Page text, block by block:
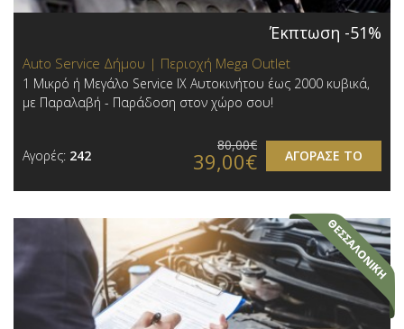
Έκπτωση -51%
Auto Service Δήμου | Περιοχή Mega Outlet
1 Μικρό ή Μεγάλο Service ΙΧ Αυτοκινήτου έως 2000 κυβικά,
με Παραλαβή - Παράδοση στον χώρο σου!
Αγορές: 242 ΑΓΟΡΑΣΕ ΤΟ
80,00€
39,00€